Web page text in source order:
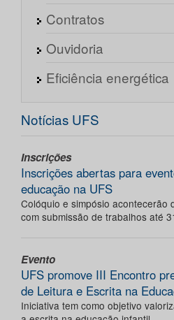
Contratos
Ouvidoria
Eficiência energética
Notícias UFS
Inscrições
Inscrições abertas para
educação na UFS
Colóquio e simpósio acontecerão
com submissão de trabalhos até
Evento
UFS promove III Encontro
de Leitura e Escrita na
Iniciativa tem como objetivo